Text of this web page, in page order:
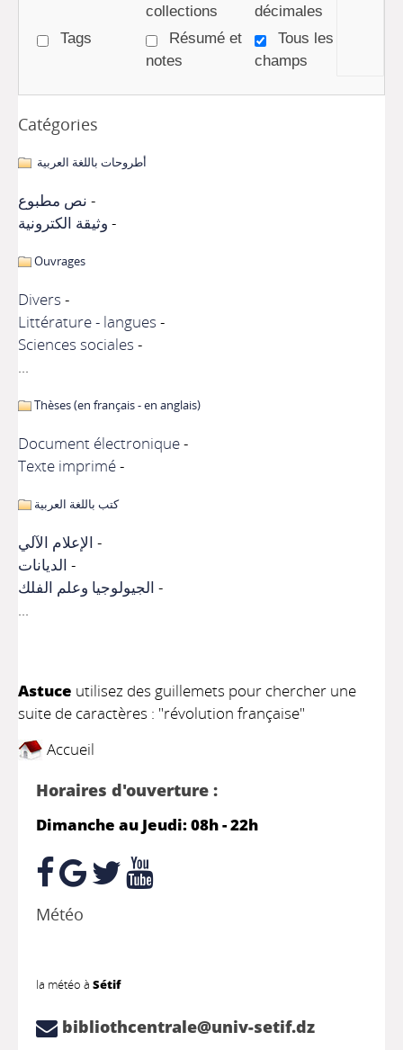
collections
décimales
Tags
Résumé et
notes
Tous les
champs
Catégories
أطروحات باللغة العربية
نص مطبوع
وثيقة الكترونية
Ouvrages
Divers
Littérature - langues
Sciences sociales
Thèses (en français - en anglais)
Document électronique
Texte imprimé
كتب باللغة العربية
الإعلام الآلي
الديانات
الجيولوجيا وعلم الفلك
Astuce utilisez des guillemets pour chercher une
suite de caractères : "révolution française"
Accueil
Horaires d'ouverture :
Dimanche au Jeudi: 08h - 22h
Météo
la météo à Sétif
bibliothcentrale@univ-setif.dz